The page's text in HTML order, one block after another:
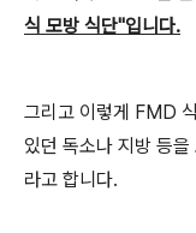
식 모방 식단"입니다.
그리고 이렇게 FMD
있던 독소나 지방 등
라고 합니다.